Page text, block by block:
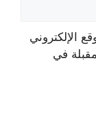
الإلكتروني
في